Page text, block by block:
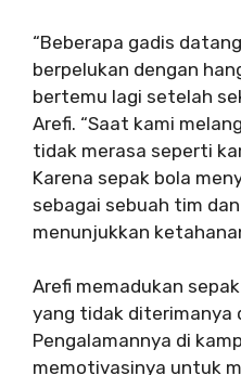
“Beberapa gadis
berpelukan dengan
bertemu lagi setelah
Arefi. “Saat kami
tidak merasa seperti
Karena sepak bola
sebagai sebuah tim
menunjukkan
Arefi memadukan
yang tidak diterimanya
Pengalamannya di
memotivasinya untuk